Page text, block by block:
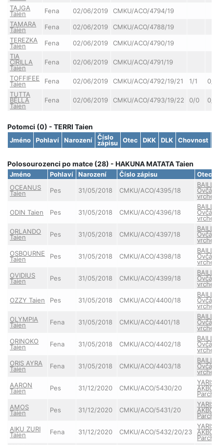
TAJGA
Taien Fena 02/06/2019
CMKU/ACO/4794/19
TAMARA
Taien Fena 02/06/2019
CMKU/ACO/4788/19
TEREZKA
Taien Fena 02/06/2019
CMKU/ACO/4790/19
TIA
CIRILLA
Taien
Fena 02/06/2019 CMKU/ACO/4791/19
TOFFIFEE
Taien Fena 02/06/2019 CMKU/ACO/4792/19/21 1/1
0/0
TUTTA
BELLA
Taien
Fena 02/06/2019 CMKU/ACO/4793/19/22 0/0 0/0
Potomci (0) - TERRI Taien
Jméno Pohlaví Narození Číslo
zápisu Otec DKK DLK Chovnost
Polosourozenci po matce (28) - HAKUNA MATATA Taien
Jméno Pohlaví Narození Číslo zápisu
Otec
OCEANUS
Taien Pes 31/05/2018 CMKU/ACO/4395/18
ODIN Taien Pes 31/05/2018 CMKU/ACO/4396/18
ORLANDO
Taien Pes 31/05/2018 CMKU/ACO/4397/18
OSBOURNE
Taien Pes 31/05/2018 CMKU/ACO/4398/18
OVIDIUS
Taien Pes 31/05/2018 CMKU/ACO/4399/18
OZZY Taien Pes 31/05/2018 CMKU/ACO/4400/18
OLYMPIA
Taien Fena 31/05/2018 CMKU/ACO/4401/18
ORINOKO
Taien Fena 31/05/2018 CMKU/ACO/4402/18
ORIS AYRA
Taien Fena 31/05/2018 CMKU/ACO/4403/18
AARON
Taien Pes 31/12/2020 CMKU/ACO/5430/20
YARIS
AKBO-
AMOS
Taien Pes 31/12/2020 CMKU/ACO/5431/20
YARIS
AKBO-
AIKU ZURI
Taien Fena 31/12/2020 CMKU/ACO/5432/20/23
YARIS
AKBO-